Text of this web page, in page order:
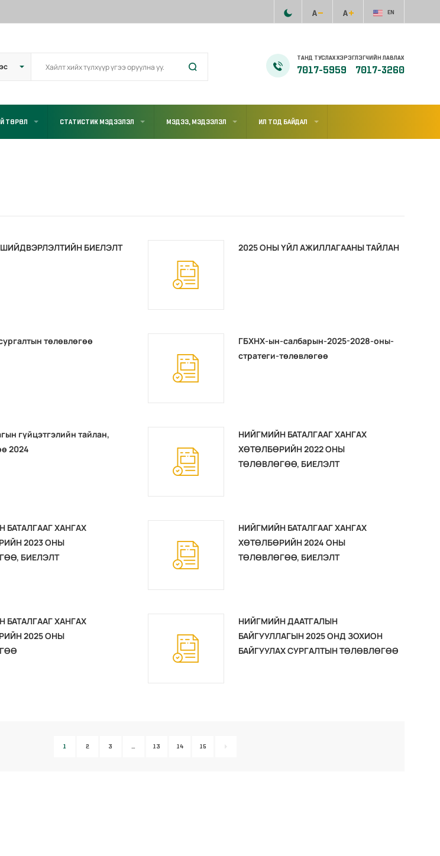
EN
ТАНД ТУСЛАХ ХЭРЭГЛЭГЧИЙН ЛАВЛАХ
7017-5959 7017-3260
ТӨРӨЛ СТАТИСТИК МЭДЭЭЛЭЛ МЭДЭЭ, МЭДЭЭЛЭЛ ИЛ ТОД БАЙДАЛ
БИЕЛЭЛТ
2025 ОНЫ ҮЙЛ АЖИЛЛАГААНЫ ТАЙЛАН
төлөвлөгөө
ГБХНХ-ын-салбарын-2025-2028-оны-
стратеги-төлөвлөгөө
гүйцэтгэлийн тайлан,
2024
НИЙГМИЙН БАТАЛГААГ ХАНГАХ
ХӨТӨЛБӨРИЙН 2022 ОНЫ
ТӨЛӨВЛӨГӨӨ, БИЕЛЭЛТ
БАТАЛГААГ ХАНГАХ
2023 ОНЫ
БИЕЛЭЛТ
НИЙГМИЙН БАТАЛГААГ ХАНГАХ
ХӨТӨЛБӨРИЙН 2024 ОНЫ
ТӨЛӨВЛӨГӨӨ, БИЕЛЭЛТ
БАТАЛГААГ ХАНГАХ
2025 ОНЫ
НИЙГМИЙН ДААТГАЛЫН
БАЙГУУЛЛАГЫН 2025 ОНД ЗОХИОН
БАЙГУУЛАХ СУРГАЛТЫН ТӨЛӨВЛӨГӨӨ
1 2 3 … 13 14 15